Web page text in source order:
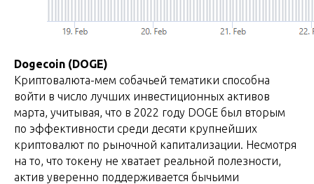
Dogecoin (DOGE)
Криптовалюта-мем собачьей тематики способна
войти в число лучших инвестиционных активов
марта, учитывая, что в 2022 году DOGE был вторым
по эффективности среди десяти крупнейших
криптовалют по рыночной капитализации. Несмотря
на то, что токену не хватает реальной полезности,
актив уверенно поддерживается бычьими